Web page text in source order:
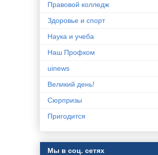
Правовой колледж
Здоровье и спорт
Наука и учеба
Наш Профком
uinews
Великий день!
Сюрпризы
Пригодится
Мы в соц. сетях